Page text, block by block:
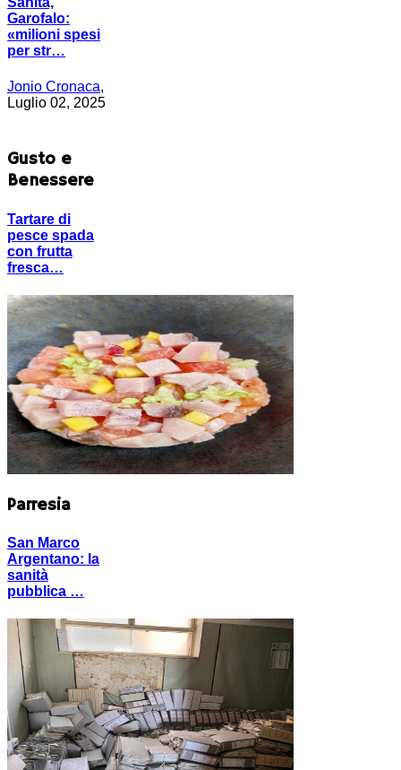
Garofalo:
«milioni spesi
per str…
Jonio Cronaca,
Luglio 02, 2025
Gusto e
Benessere
Tartare di
pesce spada
con frutta
fresca…
Parresia
San Marco
Argentano: la
sanità
pubblica …